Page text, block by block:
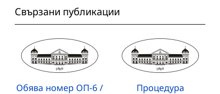
Свързани публикации
Обява номер ОП-6 /
Процедура